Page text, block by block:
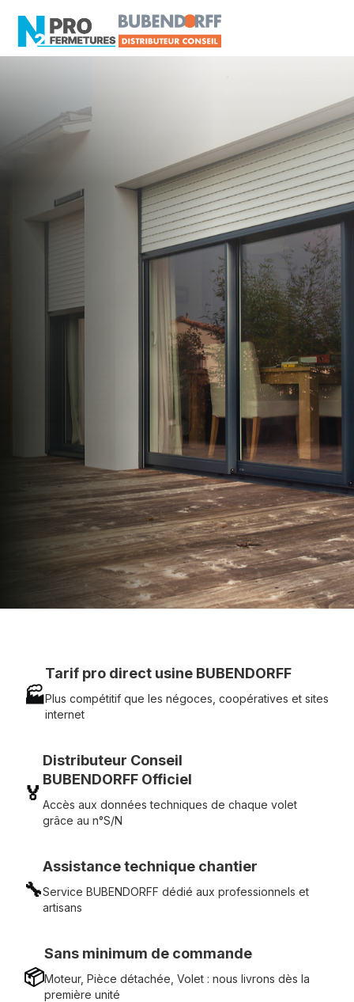
Distributeur Conseil
BUBENDORFF
Spay
Artisan, Menuisier, TPE ou PME proche de Spay
N2PRO Fermetures est votre référent Distributeur
Conseil BUBENDORFF officiel pour vous
apporter : Tarifs directs usines sans minimum
d'achat - Assistance technique chantier et
service réactif avec simplicité.
07 83 35 69 17
MON DEVIS MOTEUR
Voir tous nos produits
🏭
Tarif pro direct usine BUBENDORFF
Plus compétitif que les négoces, coopératives et sites
internet
🏅
Distributeur Conseil
BUBENDORFF Officiel
Accès aux données techniques de chaque volet
grâce au n°S/N
🔧
Assistance technique chantier
Service BUBENDORFF dédié aux professionnels et
artisans
📦
Sans minimum de commande
Moteur, Pièce détachée, Volet : nous livrons dès la
première unité